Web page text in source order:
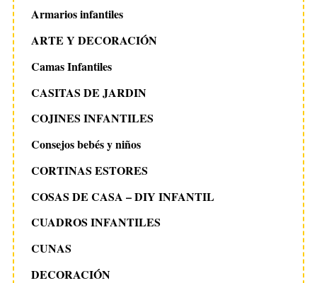
Armarios infantiles
ARTE Y DECORACIÓN
Camas Infantiles
CASITAS DE JARDIN
COJINES INFANTILES
Consejos bebés y niños
CORTINAS ESTORES
COSAS DE CASA – DIY INFANTIL
CUADROS INFANTILES
CUNAS
DECORACIÓN